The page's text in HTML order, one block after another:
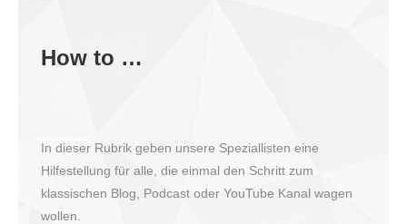
How to …
In dieser Rubrik geben unsere Speziallisten eine
Hilfestellung für alle, die einmal den Schritt zum
klassischen Blog, Podcast oder YouTube Kanal wagen
wollen.